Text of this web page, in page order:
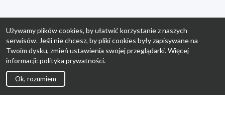
Używamy plików cookies, by ułatwić korzystanie z naszych
serwisów. Jeśli nie chcesz, by pliki cookies były zapisywane na
Twoim dysku, zmień ustawienia swojej przeglądarki. Więcej
informacji: polityka prywatności.
Ok, rozumiem